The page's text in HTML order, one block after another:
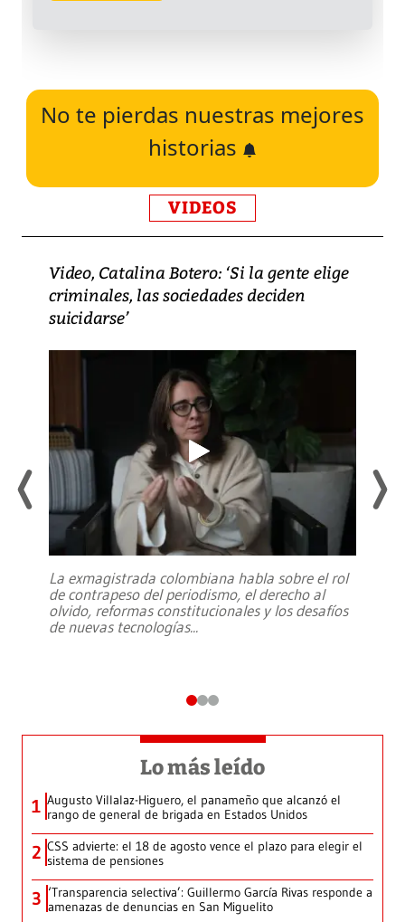
No te pierdas nuestras mejores
historias
VIDEOS
Video, Catalina Botero: ‘Si la gente elige
criminales, las sociedades deciden
suicidarse’
La exmagistrada colombiana habla sobre el rol
de contrapeso del periodismo, el derecho al
olvido, reformas constitucionales y los desafíos
de nuevas tecnologías...
Lo más leído
1 Augusto Villalaz-Higuero, el panameño que alcanzó el
rango de general de brigada en Estados Unidos
2 CSS advierte: el 18 de agosto vence el plazo para elegir el
sistema de pensiones
3 ‘Transparencia selectiva’: Guillermo García Rivas responde a
amenazas de denuncias en San Miguelito